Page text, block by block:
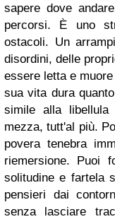
sapere dove
percorsi. È uno
ostacoli. Un
disordini, delle
essere letta e
sua vita dura
simile alla
mezza, tutt'al più.
povera tenebra
riemersione. Puoi
solitudine e fartela
pensieri dai
senza lasciare